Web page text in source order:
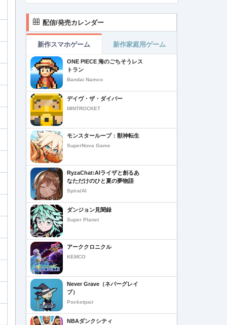
配信/発売カレンダー
新作スマホゲーム 新作家庭用ゲーム
ONE PIECE 海のごちそうレス
トラン
Bandai Namco
デイヴ・ザ・ダイバー
MINTROCKET
モンスターループ：獣神転生
SuperNova Game
RyzaChat:AIライザと創るあ
なただけのひと夏の夢物語
SpiralAI
ダンジョン見聞録
Super Planet
アーククロニクル
KEMCO
Never Grave（ネバーグレイ
ブ）
Pocketpair
NBAダンクシティ